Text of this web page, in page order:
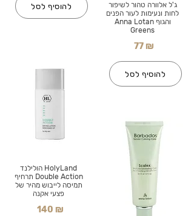
להוסיף לסל
HolyLand הולילנד
Double Action תרחיף
תמיסה לייבוש מהיר של
פצעי אקנה
140 ₪
ג'ל אלוורה טהור לשיפור
לחות ונעימות לעור הפנים
והגוף Anna Lotan
Greens
77 ₪
להוסיף לסל